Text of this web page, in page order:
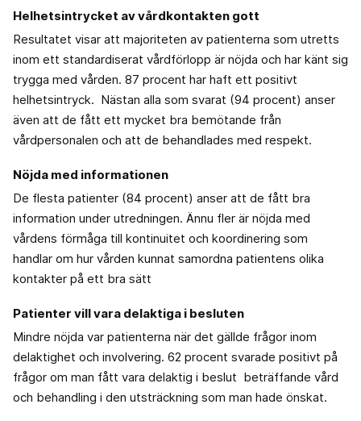
Helhetsintrycket av vårdkontakten gott
Resultatet visar att majoriteten av patienterna som utretts
inom ett standardiserat vårdförlopp är nöjda och har känt sig
trygga med vården. 87 procent har haft ett positivt
helhetsintryck. Nästan alla som svarat (94 procent) anser
även att de fått ett mycket bra bemötande från
vårdpersonalen och att de behandlades med respekt.
Nöjda med informationen
De flesta patienter (84 procent) anser att de fått bra
information under utredningen. Ännu fler är nöjda med
vårdens förmåga till kontinuitet och koordinering som
handlar om hur vården kunnat samordna patientens olika
kontakter på ett bra sätt
Patienter vill vara delaktiga i besluten
Mindre nöjda var patienterna när det gällde frågor inom
delaktighet och involvering. 62 procent svarade positivt på
frågor om man fått vara delaktig i beslut beträffande vård
och behandling i den utsträckning som man hade önskat.